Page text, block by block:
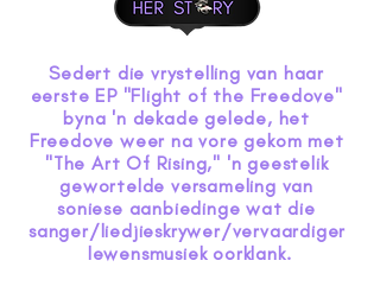
Sedert die vrystelling van haar
eerste EP "Flight of the Freedove"
byna 'n dekade gelede, het
Freedove weer na vore gekom met
"The Art Of Rising," 'n geestelik
gewortelde versameling van
soniese aanbiedinge wat die
sanger/liedjieskrywer/vervaardiger
lewensmusiek oorklank.